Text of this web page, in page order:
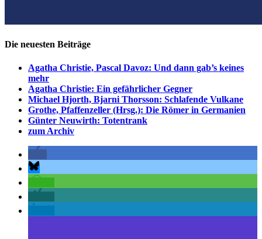
Die neuesten Beiträge
Agatha Christie, Pascal Davoz: Und dann gab’s keines
mehr
Agatha Christie: Ein gefährlicher Gegner
Michael Hjorth, Bjarni Thorsson: Schlafende Vulkane
Grothe, Pfaffenzeller (Hrsg.): Die Römer in Germanien
Günter Neuwirth: Totentrank
zum Archiv